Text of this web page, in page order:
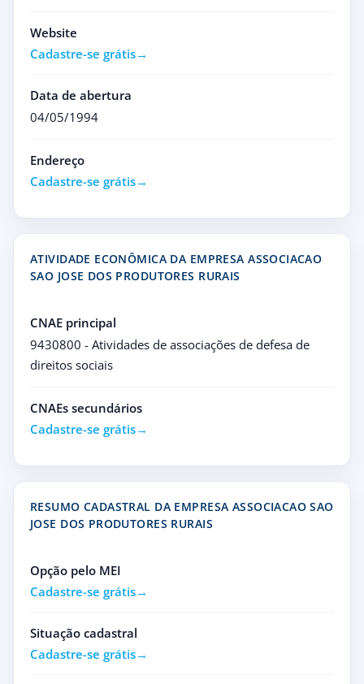
Website
Cadastre-se grátis
Data de abertura
04/05/1994
Endereço
Cadastre-se grátis
ATIVIDADE ECONÔMICA DA EMPRESA ASSOCIACAO
SAO JOSE DOS PRODUTORES RURAIS
CNAE principal
9430800 - Atividades de associações de defesa de
direitos sociais
CNAEs secundários
Cadastre-se grátis
RESUMO CADASTRAL DA EMPRESA ASSOCIACAO SAO
JOSE DOS PRODUTORES RURAIS
Opção pelo MEI
Cadastre-se grátis
Situação cadastral
Cadastre-se grátis